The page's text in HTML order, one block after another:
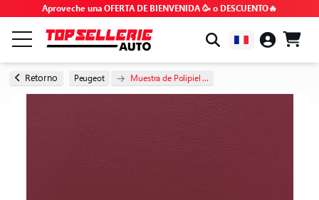
Aproveche una OFERTA DE BIENVENIDA 🥳 o DESCUENTO🔥
POR MARCA Y MODELO
Retorno Peugeot Muestra de Polipiel ...